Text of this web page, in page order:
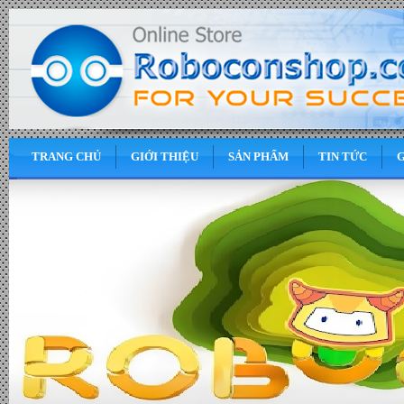
TRANG CHỦ GIỚI THIỆU SẢN PHẨM TIN TỨC